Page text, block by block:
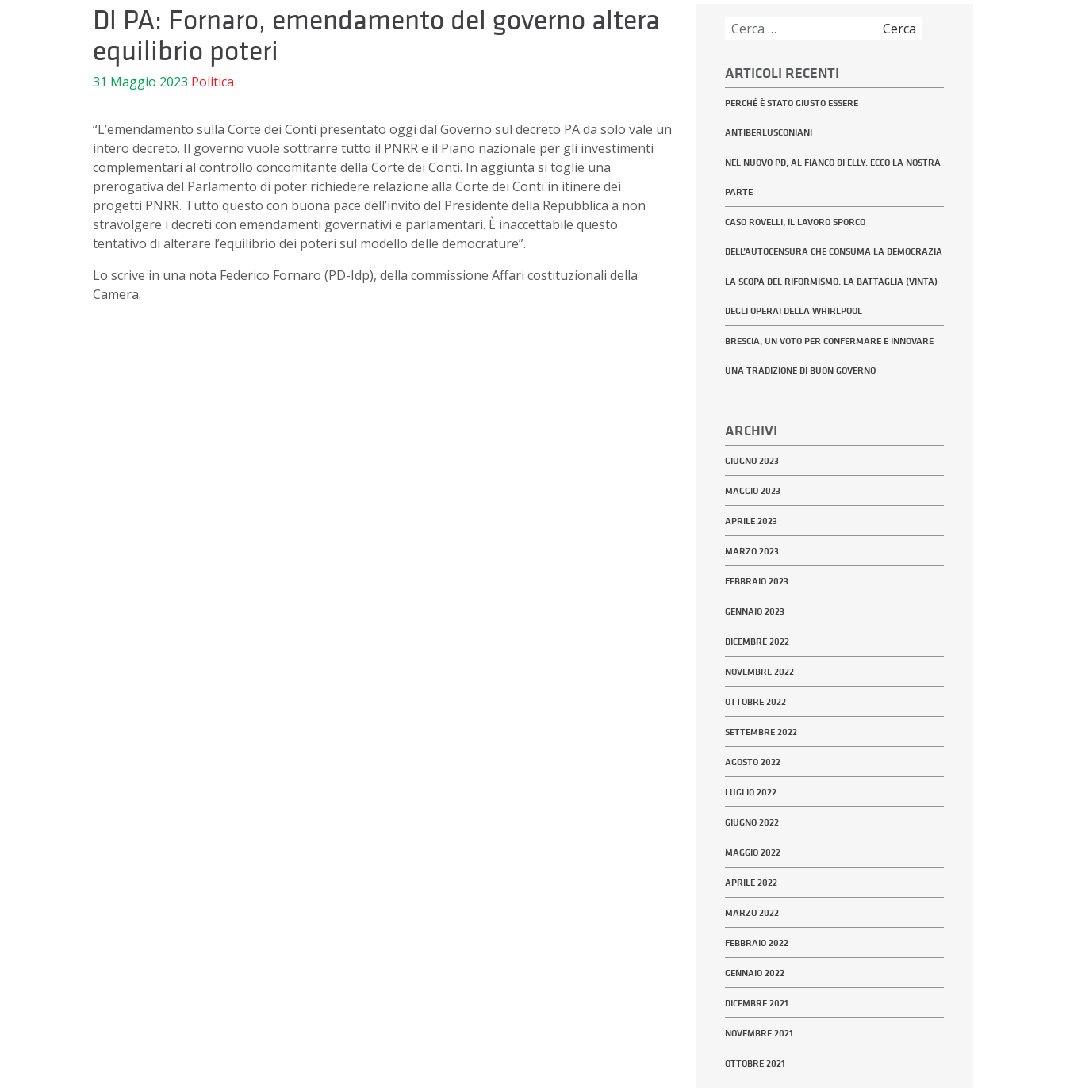
Dl PA: Fornaro, emendamento del governo altera
equilibrio poteri
31 Maggio 2023 Politica
“L’emendamento sulla Corte dei Conti presentato oggi dal Governo sul decreto PA da solo vale un
intero decreto. Il governo vuole sottrarre tutto il PNRR e il Piano nazionale per gli investimenti
complementari al controllo concomitante della Corte dei Conti. In aggiunta si toglie una
prerogativa del Parlamento di poter richiedere relazione alla Corte dei Conti in itinere dei
progetti PNRR. Tutto questo con buona pace dell’invito del Presidente della Repubblica a non
stravolgere i decreti con emendamenti governativi e parlamentari. È inaccettabile questo
tentativo di alterare l’equilibrio dei poteri sul modello delle democrature”.
Lo scrive in una nota Federico Fornaro (PD-Idp), della commissione Affari costituzionali della
Camera.
ARTICOLI RECENTI
PERCHÉ È STATO GIUSTO ESSERE
ANTIBERLUSCONIANI
NEL NUOVO PD, AL FIANCO DI ELLY. ECCO LA NOSTRA
PARTE
CASO ROVELLI, IL LAVORO SPORCO
DELL’AUTOCENSURA CHE CONSUMA LA DEMOCRAZIA
LA SCOPA DEL RIFORMISMO. LA BATTAGLIA (VINTA)
DEGLI OPERAI DELLA WHIRLPOOL
BRESCIA, UN VOTO PER CONFERMARE E INNOVARE
UNA TRADIZIONE DI BUON GOVERNO
ARCHIVI
GIUGNO 2023
MAGGIO 2023
APRILE 2023
MARZO 2023
FEBBRAIO 2023
GENNAIO 2023
DICEMBRE 2022
NOVEMBRE 2022
OTTOBRE 2022
SETTEMBRE 2022
AGOSTO 2022
LUGLIO 2022
GIUGNO 2022
MAGGIO 2022
APRILE 2022
MARZO 2022
FEBBRAIO 2022
GENNAIO 2022
DICEMBRE 2021
NOVEMBRE 2021
OTTOBRE 2021